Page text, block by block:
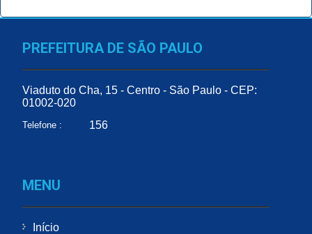
PREFEITURA DE SÃO PAULO
Viaduto do Cha, 15 - Centro - São Paulo - CEP:
01002-020
Telefone : 156
MENU
Início